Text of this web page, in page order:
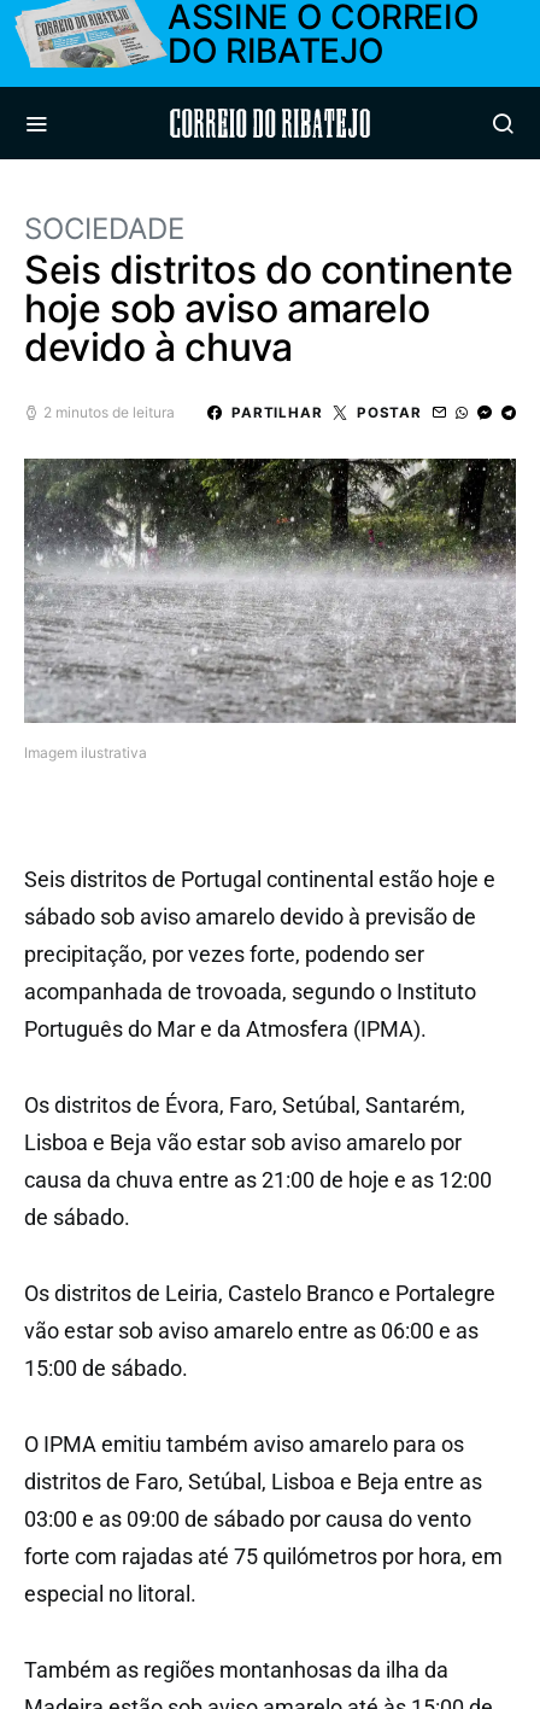
ASSINE O CORREIO
DO RIBATEJO
Correio do Ribatejo
SOCIEDADE
Seis distritos do continente
hoje sob aviso amarelo
devido à chuva
2 minutos de leitura PARTILHAR POSTAR
Imagem ilustrativa
Seis distritos de Portugal continental estão hoje e
sábado sob aviso amarelo devido à previsão de
precipitação, por vezes forte, podendo ser
acompanhada de trovoada, segundo o Instituto
Português do Mar e da Atmosfera (IPMA).
Os distritos de Évora, Faro, Setúbal, Santarém,
Lisboa e Beja vão estar sob aviso amarelo por
causa da chuva entre as 21:00 de hoje e as 12:00
de sábado.
Os distritos de Leiria, Castelo Branco e Portalegre
vão estar sob aviso amarelo entre as 06:00 e as
15:00 de sábado.
O IPMA emitiu também aviso amarelo para os
distritos de Faro, Setúbal, Lisboa e Beja entre as
03:00 e as 09:00 de sábado por causa do vento
forte com rajadas até 75 quilómetros por hora, em
especial no litoral.
Também as regiões montanhosas da ilha da